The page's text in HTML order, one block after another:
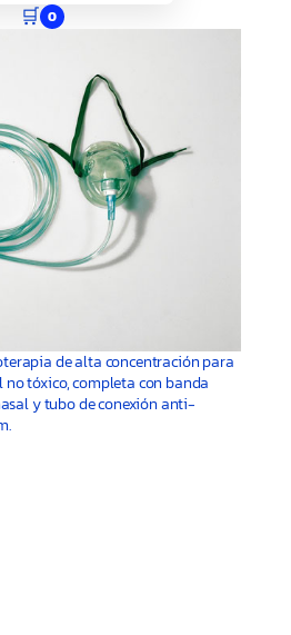
🛒 0
de alta concentración para
tóxico, completa con banda
y tubo de conexión anti-